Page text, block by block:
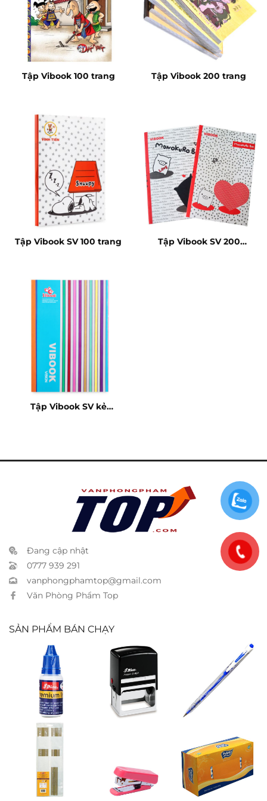
Tập Vibook 100 trang Tập Vibook 200 trang
Tập Vibook SV 100 trang
Tập Vibook SV 200
Tập Vibook SV kẻ
Đang cập nhật
0777 939 291
vanphongphamtop@gmail.com
Văn Phòng Phẩm Top
SẢN PHẨM BÁN CHẠY
Mực dấu si
Shiny xanh
SI63
Đóng dấu
Shiny S829
Bút bi TL 079
xanh
Thước chữ bộ
Koh I Noor
Kanex Mini – 10
tờ
Khăn giấy
Pulppy